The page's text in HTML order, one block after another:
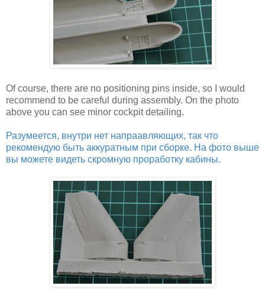
Of course, there are no positioning pins inside, so I would
recommend to be careful during assembly. On the photo
above you can see minor cockpit detailing.
Разумеется, внутри нет напраавляющих, так что
рекомендую быть аккуратным при сборке. На фото выше
вы можете видеть скромную проработку кабины.